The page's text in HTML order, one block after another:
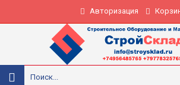
Авторизация